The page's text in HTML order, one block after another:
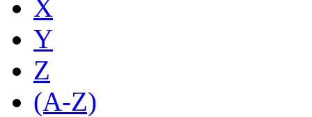
X
Y
Z
(A-Z)